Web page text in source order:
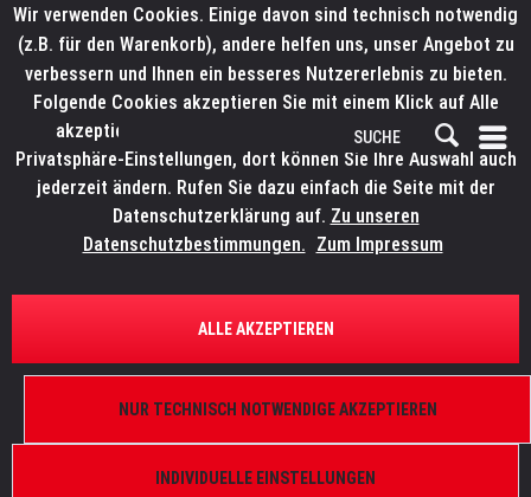
ÜBERSICHT ERSATZTEILE
Wir verwenden Cookies. Einige davon sind technisch notwendig
(z.B. für den Warenkorb), andere helfen uns, unser Angebot zu
verbessern und Ihnen ein besseres Nutzererlebnis zu bieten.
Folgende Cookies akzeptieren Sie mit einem Klick auf Alle
akzeptieren. Weitere Informationen finden Sie in den
Privatsphäre-Einstellungen, dort können Sie Ihre Auswahl auch
jederzeit ändern. Rufen Sie dazu einfach die Seite mit der
Datenschutzerklärung auf. Zu unseren
Datenschutzbestimmungen. Zum Impressum
INDIVIDUELLE EINSTELLUNGEN
NUR TECHNISCH NOTWENDIGE AKZEPTIEREN
ALLE AKZEPTIEREN